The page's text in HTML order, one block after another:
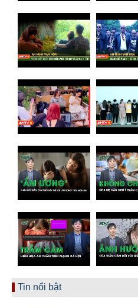
Tin nổi bật